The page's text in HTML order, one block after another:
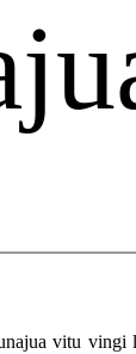
vitu